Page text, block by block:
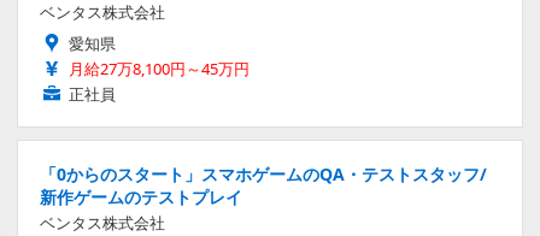
ベンタス株式会社
愛知県
月給27万8,100円～45万円
正社員
「0からのスタート」スマホゲームのQA・テストスタッフ/
新作ゲームのテストプレイ
ベンタス株式会社